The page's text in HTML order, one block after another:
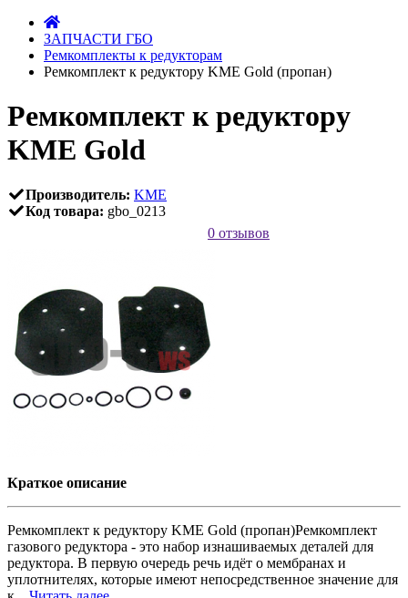
ЗАПЧАСТИ ГБО
Ремкомплекты к редукторам
Ремкомплект к редуктору KME Gold (пропан)
Ремкомплект к редуктору
KME Gold
Производитель: KME
Код товара: gbo_0213
0 отзывов
Краткое описание
Ремкомплект к редуктору KME Gold (пропан)Ремкомплект
газового редуктора - это набор изнашиваемых деталей для
редуктора. В первую очередь речь идёт о мембранах и
уплотнителях, которые имеют непосредственное значение для